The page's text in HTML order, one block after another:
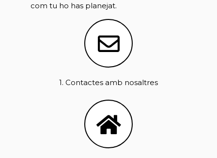
com tu ho has planejat.
1. Contactes amb nosaltres